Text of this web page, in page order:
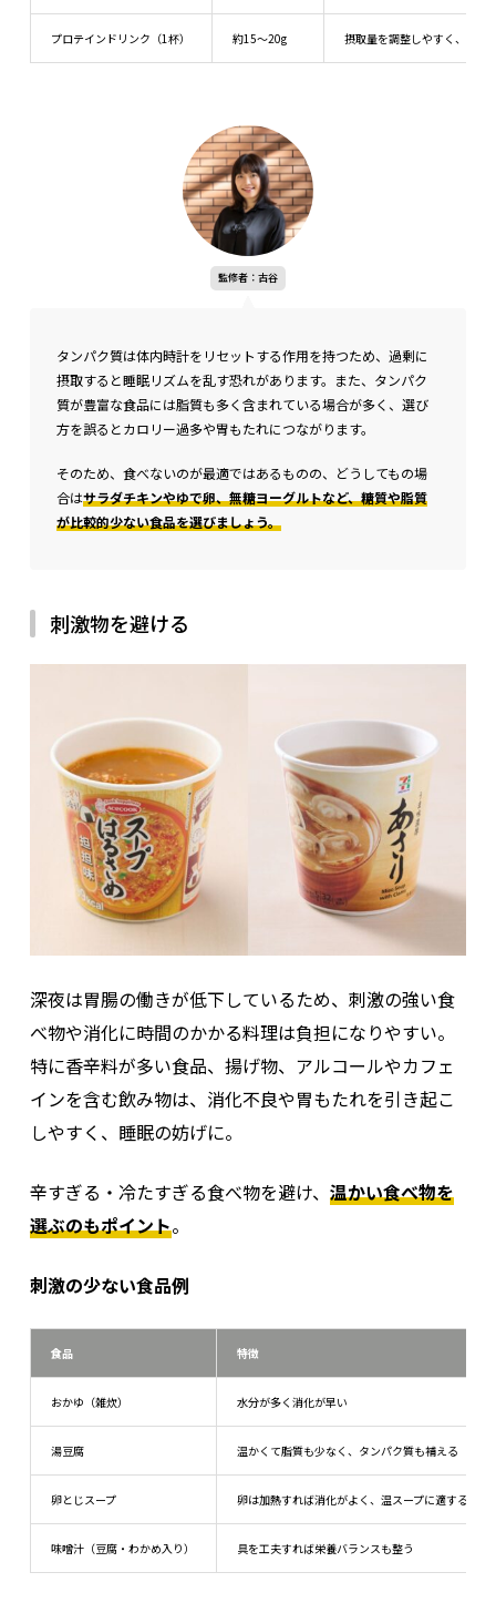
プロテインドリンク（1杯） 約15〜20g 摂取量を調整しやすく、寝る
監修者：古谷
タンパク質は体内時計をリセットする作用を持つため、過剰に
摂取すると睡眠リズムを乱す恐れがあります。また、タンパク
質が豊富な食品には脂質も多く含まれている場合が多く、選び
方を誤るとカロリー過多や胃もたれにつながります。
そのため、食べないのが最適ではあるものの、どうしてもの場
合はサラダチキンやゆで卵、無糖ヨーグルトなど、糖質や脂質
が比較的少ない食品を選びましょう。
刺激物を避ける
深夜は胃腸の働きが低下しているため、刺激の強い食
べ物や消化に時間のかかる料理は負担になりやすい。
特に香辛料が多い食品、揚げ物、アルコールやカフェ
インを含む飲み物は、消化不良や胃もたれを引き起こ
しやすく、睡眠の妨げに。
辛すぎる・冷たすぎる食べ物を避け、 温かい食べ物を
選ぶのもポイント。
刺激の少ない食品例
食品 特徴
おかゆ（雑炊） 水分が多く消化が早い
湯豆腐 温かくて脂質も少なく、タンパク質も補える
卵とじスープ 卵は加熱すれば消化がよく、温スープに適する
味噌汁（豆腐・わかめ入り） 具を工夫すれば栄養バランスも整う